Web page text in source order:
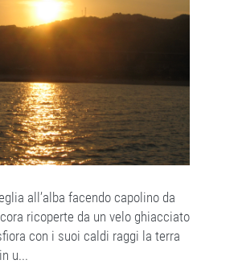
all’alba facendo capolino da
ricoperte da un velo ghiacciato
con i suoi caldi raggi la terra
u...